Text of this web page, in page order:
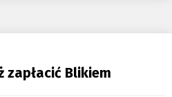
zapłacić Blikiem